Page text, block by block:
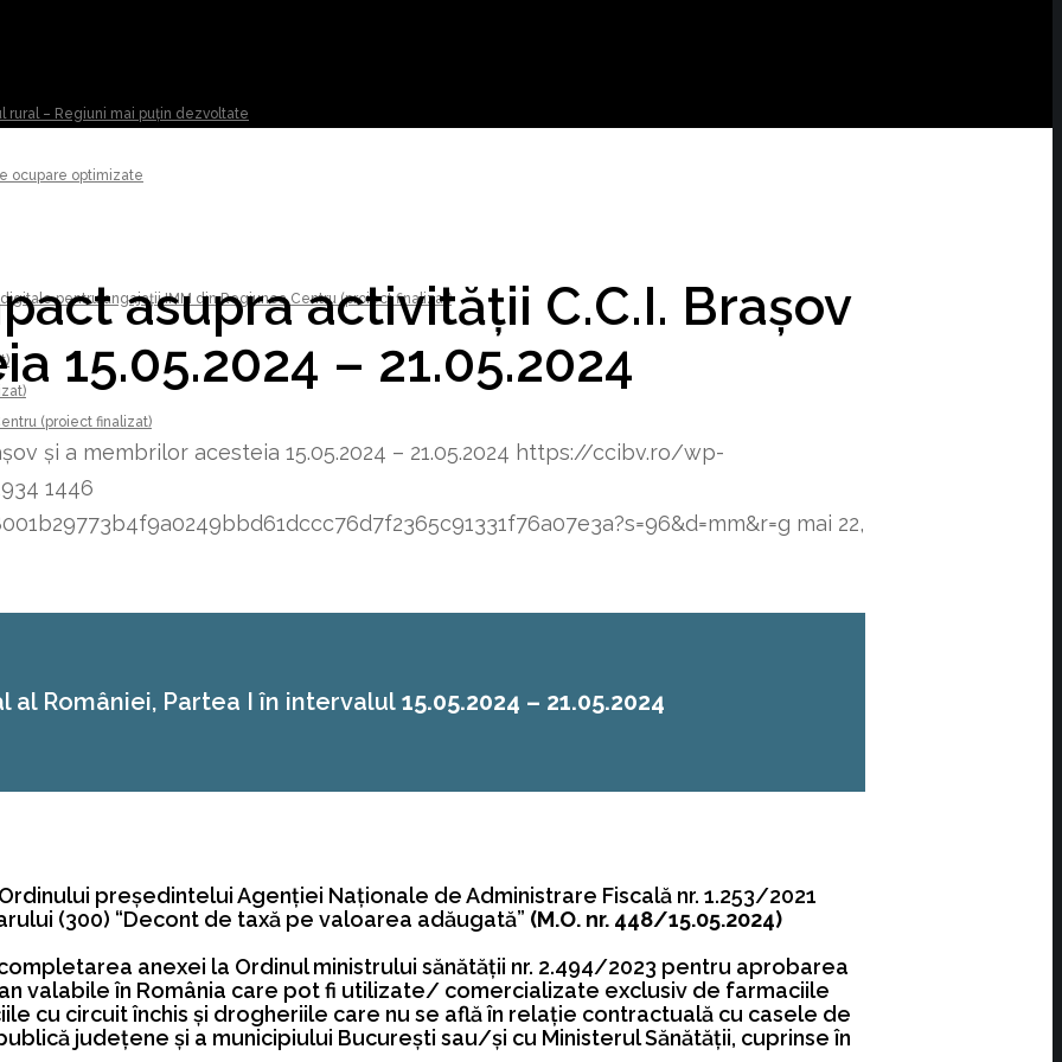
rural – Regiuni mai puțin dezvoltate
ocupare optimizate
pentru angajații IMM din Regiunea Centru (proiect finalizat)
(proiect finalizat)
asupra activității C.C.I. Brașov
15.05.2024 – 21.05.2024
și a membrilor acesteia 15.05.2024 – 21.05.2024 https://ccibv.ro/wp-
1446
mai 22,
al României, Partea I în intervalul 15.05.2024 – 21.05.2024
preşedintelui Agenţiei Naţionale de Administrare Fiscală nr. 1.253/2021
(300) “Decont de taxă pe valoarea adăugată” (M.O. nr. 448/15.05.2024)
anexei la Ordinul ministrului sănătăţii nr. 2.494/2023 pentru aprobarea
valabile în România care pot fi utilizate/ comercializate exclusiv de farmaciile
circuit închis şi drogheriile care nu se află în relaţie contractuală cu casele de
judeţene şi a municipiului Bucureşti sau/şi cu Ministerul Sănătăţii, cuprinse în